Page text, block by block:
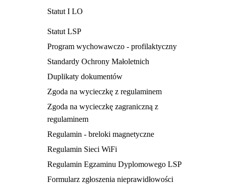
Statut I LO
Statut LSP
Program wychowawczo - profilaktyczny
Standardy Ochrony Małoletnich
Duplikaty dokumentów
Zgoda na wycieczkę z regulaminem
Zgoda na wycieczkę zagraniczną z
regulaminem
Regulamin - breloki magnetyczne
Regulamin Sieci WiFi
Regulamin Egzaminu Dyplomowego LSP
Formularz zgłoszenia nieprawidłowości